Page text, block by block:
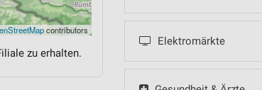
Elektromärkte
contributors
zu erhalten.